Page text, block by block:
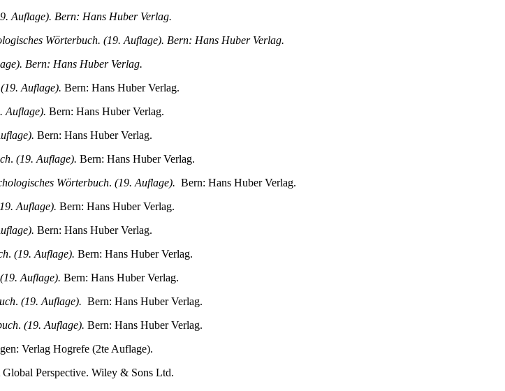
Auflage). Bern: Hans Huber Verlag.
Wörterbuch. (19. Auflage). Bern: Hans Huber Verlag.
Bern: Hans Huber Verlag.
(19. Auflage). Bern: Hans Huber Verlag.
Auflage). Bern: Hans Huber Verlag.
Bern: Hans Huber Verlag.
. (19. Auflage). Bern: Hans Huber Verlag.
Wörterbuch. (19. Auflage). Bern: Hans Huber Verlag.
Auflage). Bern: Hans Huber Verlag.
Bern: Hans Huber Verlag.
. (19. Auflage). Bern: Hans Huber Verlag.
(19. Auflage). Bern: Hans Huber Verlag.
. (19. Auflage). Bern: Hans Huber Verlag.
. (19. Auflage). Bern: Hans Huber Verlag.
Verlag Hogrefe (2te Auflage).
Perspective. Wiley & Sons Ltd.